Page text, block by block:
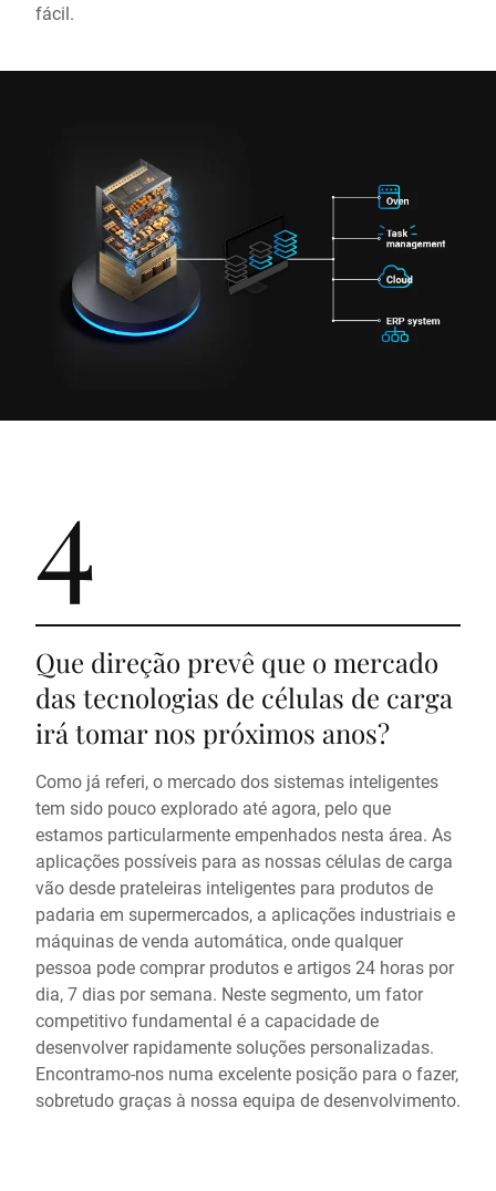
fácil.
4
Que direção prevê que o mercado
das tecnologias de células de carga
irá tomar nos próximos anos?
Como já referi, o mercado dos sistemas inteligentes
tem sido pouco explorado até agora, pelo que
estamos particularmente empenhados nesta área. As
aplicações possíveis para as nossas células de carga
vão desde prateleiras inteligentes para produtos de
padaria em supermercados, a aplicações industriais e
máquinas de venda automática, onde qualquer
pessoa pode comprar produtos e artigos 24 horas por
dia, 7 dias por semana. Neste segmento, um fator
competitivo fundamental é a capacidade de
desenvolver rapidamente soluções personalizadas.
Encontramo-nos numa excelente posição para o fazer,
sobretudo graças à nossa equipa de desenvolvimento.